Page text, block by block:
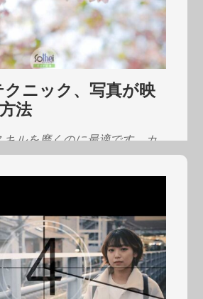
クニック、写真が映
法
キルを磨くのに最適です。カ
き…